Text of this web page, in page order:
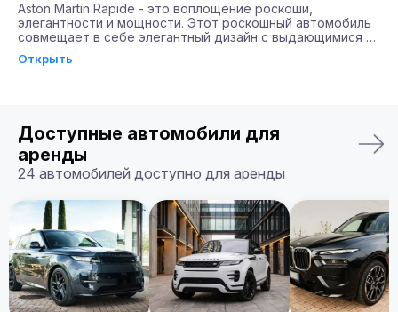
Aston Martin Rapide - это воплощение роскоши,
элегантности и мощности. Этот роскошный автомобиль
совмещает в себе элегантный дизайн с выдающимися
оборудован двигателем мощностью 580 лошадиных сил,
Почему именно Billion Rent?
Billion Rent предлагает аренду автомобилей премиум-
класса по всей Европе. Мы гарантируем надежный
вам и точное соответствие машины вашим ожиданиям.
Бронируйте ваш Aston Martin Rapide уже сегодня!
Открыть
Доступные автомобили для
аренды
24 автомобилей доступно для аренды